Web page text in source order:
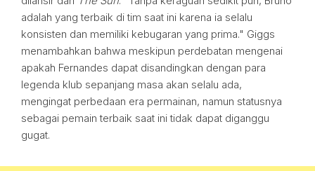
adalah yang terbaik di tim saat ini karena ia selalu
konsisten dan memiliki kebugaran yang prima." Giggs
menambahkan bahwa meskipun perdebatan mengenai
apakah Fernandes dapat disandingkan dengan para
legenda klub sepanjang masa akan selalu ada,
mengingat perbedaan era permainan, namun statusnya
sebagai pemain terbaik saat ini tidak dapat diganggu
gugat.